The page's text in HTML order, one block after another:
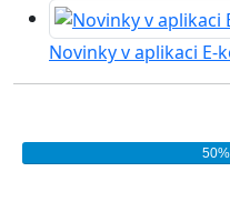
Novinky v aplikaci E-